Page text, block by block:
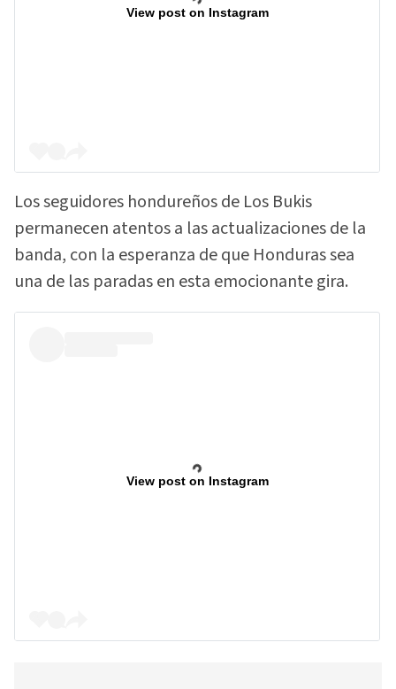
View post on Instagram
Los seguidores hondureños de Los Bukis
permanecen atentos a las actualizaciones de la
banda, con la esperanza de que Honduras sea
una de las paradas en esta emocionante gira.
View post on Instagram